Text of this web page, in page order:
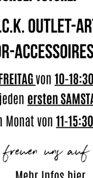
die
Die Kissen sind
flexibel als
eingesetzt zu
Indoorund
ANMERKUNG:
Unsere Outdoor
und den Teflon -
Bei
auch Wasser